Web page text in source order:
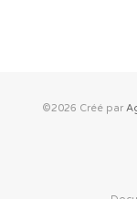
©2026 Créé par